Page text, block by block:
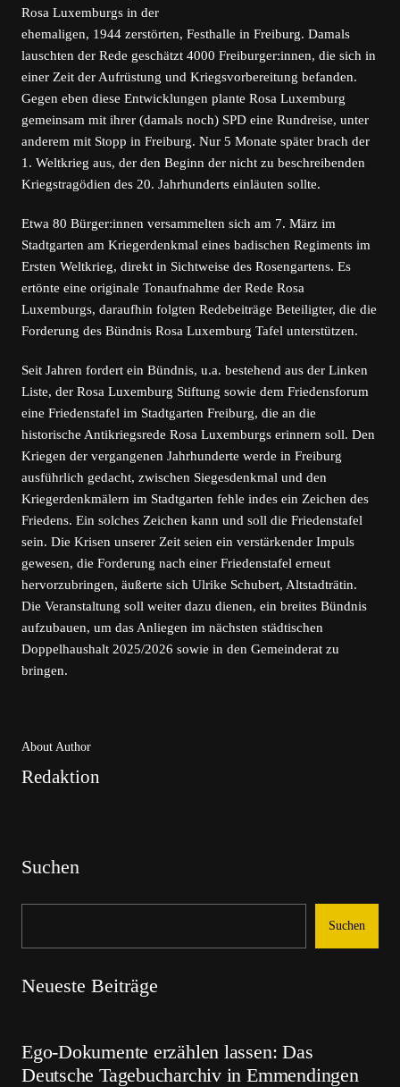
Rosa Luxemburgs in der
ehemaligen, 1944 zerstörten, Festhalle in Freiburg. Damals
lauschten der Rede geschätzt 4000 Freiburger:innen, die sich in
einer Zeit der Aufrüstung und Kriegsvorbereitung befanden.
Gegen eben diese Entwicklungen plante Rosa Luxemburg
gemeinsam mit ihrer (damals noch) SPD eine Rundreise, unter
anderem mit Stopp in Freiburg. Nur 5 Monate später brach der
1. Weltkrieg aus, der den Beginn der nicht zu beschreibenden
Kriegstragödien des 20. Jahrhunderts einläuten sollte.
Etwa 80 Bürger:innen versammelten sich am 7. März im
Stadtgarten am Kriegerdenkmal eines badischen Regiments im
Ersten Weltkrieg, direkt in Sichtweise des Rosengartens. Es
ertönte eine originale Tonaufnahme der Rede Rosa
Luxemburgs, daraufhin folgten Redebeiträge Beteiligter, die die
Forderung des Bündnis Rosa Luxemburg Tafel unterstützen.
Seit Jahren fordert ein Bündnis, u.a. bestehend aus der Linken
Liste, der Rosa Luxemburg Stiftung sowie dem Friedensforum
eine Friedenstafel im Stadtgarten Freiburg, die an die
historische Antikriegsrede Rosa Luxemburgs erinnern soll. Den
Kriegen der vergangenen Jahrhunderte werde in Freiburg
ausführlich gedacht, zwischen Siegesdenkmal und den
Kriegerdenkmälern im Stadtgarten fehle indes ein Zeichen des
Friedens. Ein solches Zeichen kann und soll die Friedenstafel
sein. Die Krisen unserer Zeit seien ein verstärkender Impuls
gewesen, die Forderung nach einer Friedenstafel erneut
hervorzubringen, äußerte sich Ulrike Schubert, Altstadträtin.
Die Veranstaltung soll weiter dazu dienen, ein breites Bündnis
aufzubauen, um das Anliegen im nächsten städtischen
Doppelhaushalt 2025/2026 sowie in den Gemeinderat zu
bringen.
About Author
Redaktion
Suchen
Suchen
Neueste Beiträge
Ego-Dokumente erzählen lassen: Das
Deutsche Tagebucharchiv in Emmendingen